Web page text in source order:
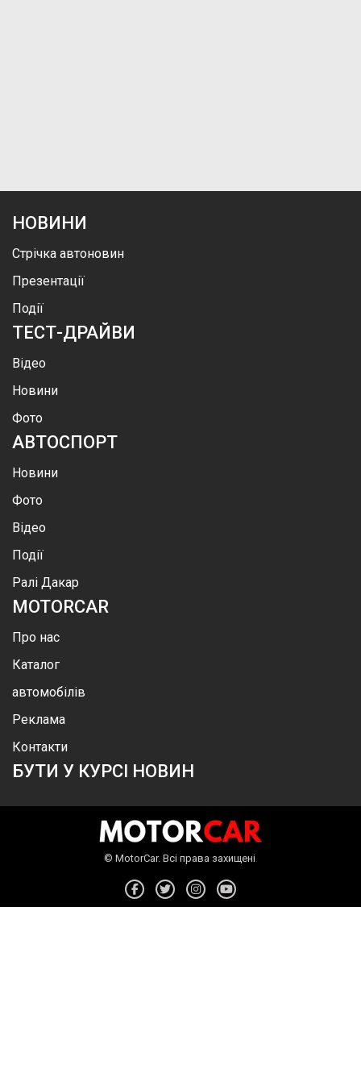
НОВИНИ
Стрічка автоновин
Презентації
Події
ТЕСТ-ДРАЙВИ
Відео
Новини
Фото
АВТОСПОРТ
Новини
Фото
Відео
Події
Ралі Дакар
MOTORCAR
Про нас
Каталог
автомобілів
Реклама
Контакти
БУТИ У КУРСІ НОВИН
© MotorСar. Всі права захищені.